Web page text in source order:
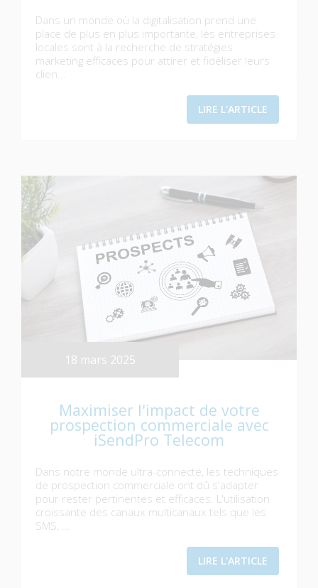
Dans un monde où la digitalisation prend une
place de plus en plus importante, les entreprises
locales sont à la recherche de stratégies
marketing efficaces pour attirer et fidéliser leurs
clien...
LIRE L'ARTICLE
18 mars 2025
Maximiser l'impact de votre
prospection commerciale avec
iSendPro Telecom
Dans notre monde ultra-connecté, les techniques
de prospection commerciale ont dû s'adapter
pour rester pertinentes et efficaces. L'utilisation
croissante des canaux multicanaux tels que les
SMS, ...
LIRE L'ARTICLE